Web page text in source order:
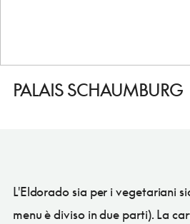
PALAIS SCHAUMBURG
L'Eldorado sia per i vegetariani
menu è diviso in due parti). La